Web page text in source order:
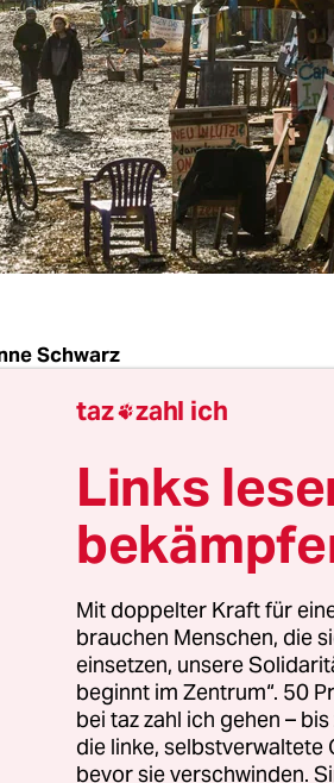
Schwarz
zitternd erwartet – der
Heukamp, die
hat das nordrhein-
in Münster beschlossen:
im Ort Lützerath, der zu
gehört, Kohle abbaggern
darf zum Beispiel Häuser
Letzteres im Frühjahr und
taz zahl ich
Links
Mit doppelter Kraft für
brauchen Menschen, die
einsetzen, unsere
beginnt im Zentrum“. 50
bei taz zahl ich gehen –
die linke, selbstverwaltete
bevor sie verschwinden.